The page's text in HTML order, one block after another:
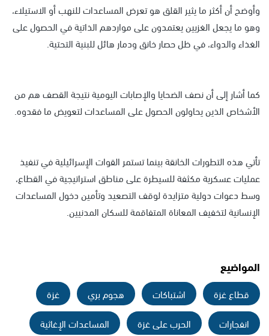
وأوضح أن أكثر ما يثير القلق هو تعرض المساعدات للنهب أو الاستيلاء،
وهو ما يجعل الغزيين يعتمدون على مواردهم الذاتية في الحصول على
الغذاء والدواء، في ظل حصار خانق ودمار هائل للبنية التحتية.
كما أشار إلى أن نصف الضحايا والإصابات اليومية نتيجة القصف هم من
الأشخاص الذين يحاولون الحصول على المساعدات لتعويض ما فقدوه.
تأتي هذه التطورات الخانقة بينما تستمر القوات الإسرائيلية في تنفيذ
عمليات عسكرية مكثفة للسيطرة على مناطق استراتيجية في القطاع،
وسط دعوات دولية متزايدة لوقف التصعيد وتأمين دخول المساعدات
الإنسانية لتخفيف المعاناة المتفاقمة للسكان المدنيين.
المواضيع
قطاع غزة اشتباكات هجوم بري
غزة
انفجارات
الحرب على غزة المساعدات الإغاثية